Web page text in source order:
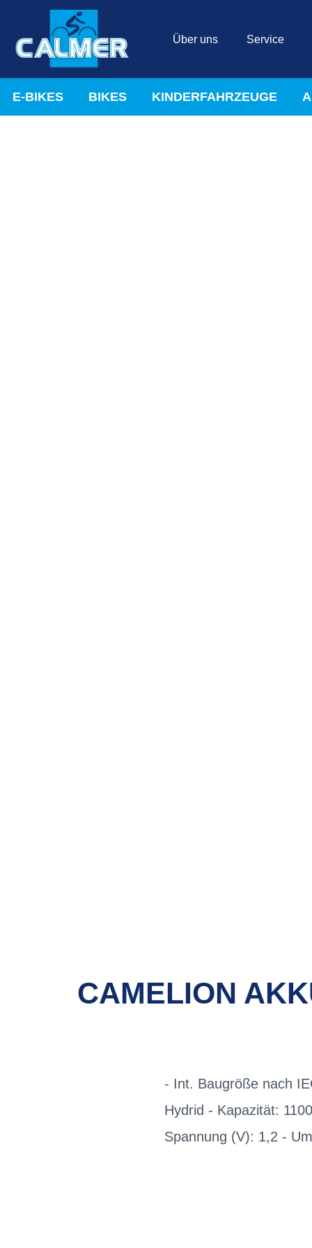
Über uns Service
E-BIKES BIKES KINDERFAHRZEUGE
CAMELION
- Int. Baugröße nach
Hydrid - Kapazität:
Spannung (V): 1,2 -